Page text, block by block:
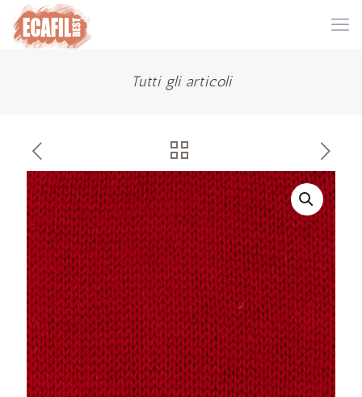
Tutti gli articoli